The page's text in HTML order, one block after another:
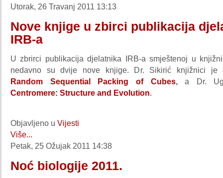
Utorak, 26 Travanj 2011 13:13
Nove knjige u zbirci publikacija
IRB-a
U zbrirci publikacija djelatnika IRB-a smještenoj u
nedavno su dvije nove knjige. Dr. Sikirić knjižnici je
Random Sequential Packing of Cubes,a Dr.
Centromere: Structure and Evolution.
Objavljeno u Vijesti
Više...
Petak, 25 Ožujak 2011 14:38
Noć biologije 2011.